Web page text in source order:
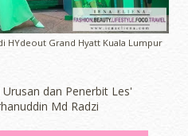
HYdeout Grand Hyatt Kuala Lumpur
dan Penerbit Les'
Md Radzi